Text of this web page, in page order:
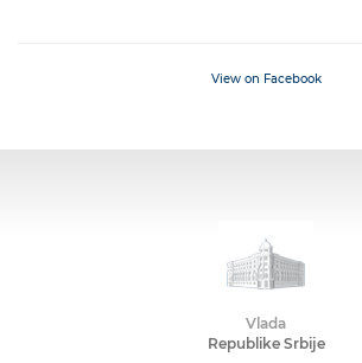
View on Facebook
Vlada
Republike Srbije